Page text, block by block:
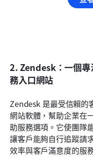
2. Zendesk：一個專
務入口網站
Zendesk 是最受信賴的
網站軟體，幫助企業在
助服務選項。它使團隊
讓客戶能夠自行追蹤請
效率與客戶滿意度的服